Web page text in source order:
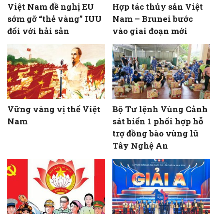
Việt Nam đề nghị EU
sớm gỡ “thẻ vàng” IUU
đối với hải sản
Hợp tác thủy sản Việt
Nam – Brunei bước
vào giai đoạn mới
Vững vàng vị thế Việt
Nam
Bộ Tư lệnh Vùng Cảnh
sát biển 1 phối hợp hỗ
trợ đồng bào vùng lũ
Tây Nghệ An